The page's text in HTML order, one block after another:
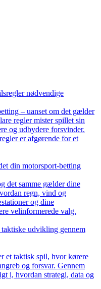
nødvendige
– uanset om det gælder
regler mister spillet sin
og udbydere forsvinder.
er afgørende for et
din motorsport-betting
det samme gælder dine
regn, vind og
og dine
velinformerede valg.
udvikling gennem
et taktisk spil, hvor kørere
og forsvar. Gennem
i, hvordan strategi, data og